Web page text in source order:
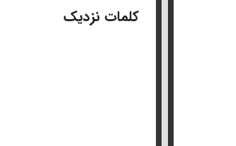
کلمات نزدیک